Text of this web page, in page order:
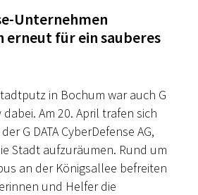
Unternehmen
erneut für ein sauberes
in Bochum war auch G
dabei. Am 20. April trafen sich
der G DATA CyberDefense AG,
Stadt aufzuräumen. Rund um
an der Königsallee befreiten
und Helfer die